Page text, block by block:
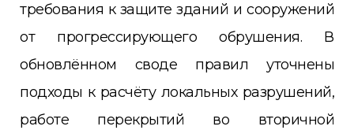
требования к защите зданий и сооружений
от прогрессирующего обрушения. В
обновлённом своде правил уточнены
подходы к расчёту локальных разрушений,
работе перекрытий во вторичной